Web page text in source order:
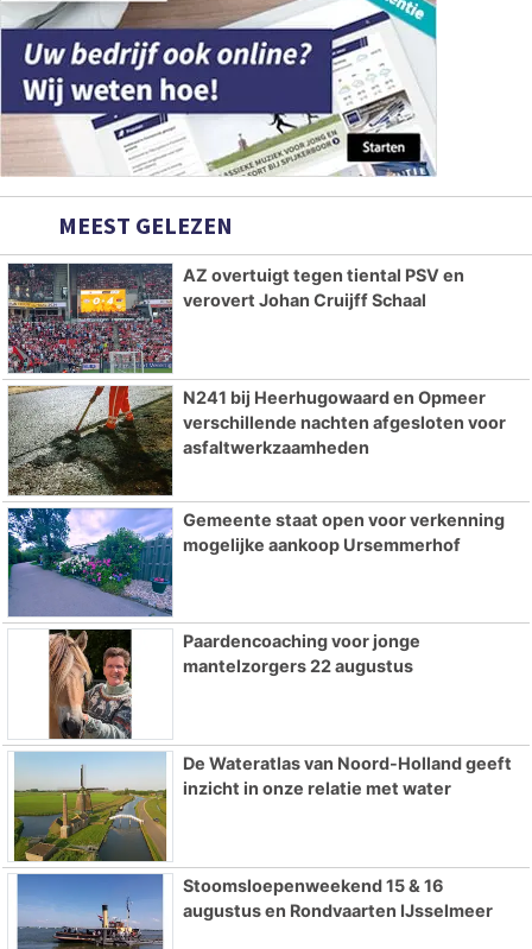
MEEST GELEZEN
AZ overtuigt tegen tiental PSV en
verovert Johan Cruijff Schaal
N241 bij Heerhugowaard en Opmeer
verschillende nachten afgesloten voor
asfaltwerkzaamheden
Gemeente staat open voor verkenning
mogelijke aankoop Ursemmerhof
Paardencoaching voor jonge
mantelzorgers 22 augustus
De Wateratlas van Noord-Holland geeft
inzicht in onze relatie met water
Stoomsloepenweekend 15 & 16
augustus en Rondvaarten IJsselmeer